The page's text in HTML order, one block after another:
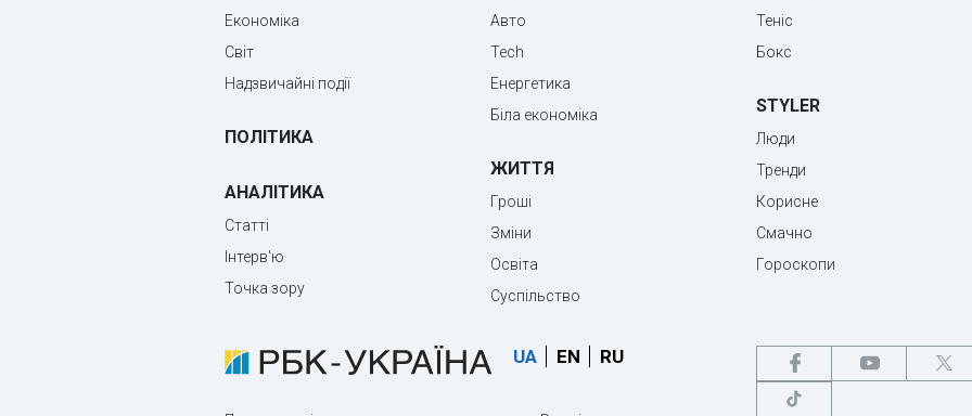
Економіка
Світ
Надзвичайні події
ПОЛІТИКА
АНАЛІТИКА
Статті
Інтерв'ю
Точка зору
Авто
Tech
Енергетика
Біла економіка
ЖИТТЯ
Гроші
Зміни
Освіта
Суспільство
Теніс
Бокс
STYLER
Люди
Тренди
Корисне
Смачно
Гороскопи
UA EN RU